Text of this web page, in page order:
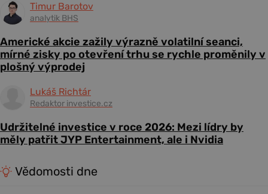
Timur Barotov
analytik BHS
Americké akcie zažily výrazně volatilní seanci,
mírné zisky po otevření trhu se rychle proměnily v
plošný výprodej
Lukáš Richtár
Redaktor investice.cz
Udržitelné investice v roce 2026: Mezi lídry by
měly patřit JYP Entertainment, ale i Nvidia
Vědomosti dne